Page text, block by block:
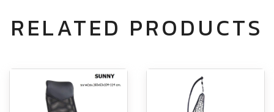
RELATED PRODUCTS